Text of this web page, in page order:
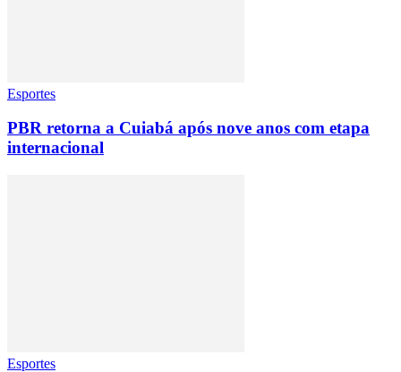
Esportes
PBR retorna a Cuiabá após nove anos com etapa
internacional
Esportes